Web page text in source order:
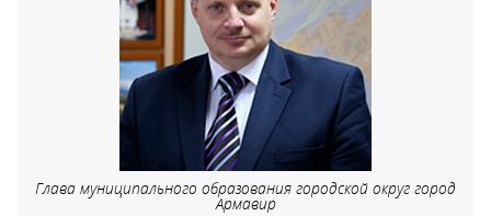
Глава муниципального образования городской округ город
Армавир